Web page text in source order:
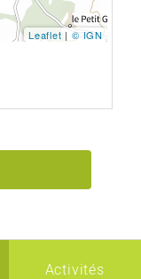
Leaflet | © IGN
Activités